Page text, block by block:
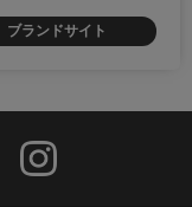
ブランドサイト